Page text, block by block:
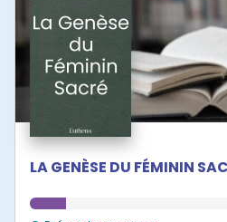
LA GENÈSE DU FÉMININ